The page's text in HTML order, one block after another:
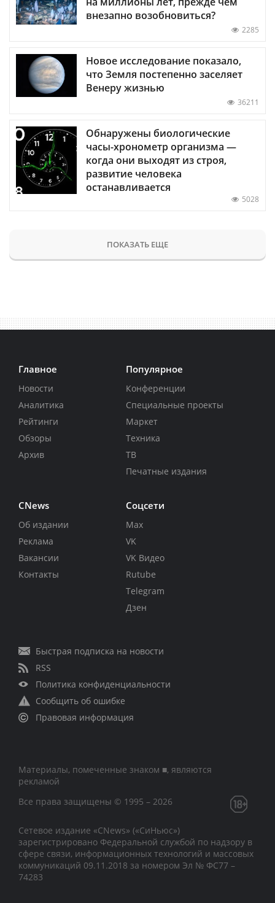
внезапно возобновиться?
2285
Новое исследование показало,
что Земля постепенно заселяет
Венеру жизнью
36211
Обнаружены биологические
часы-хронометр организма —
когда они выходят из строя,
развитие человека
останавливается
5028
ПОКАЗАТЬ ЕЩЕ
Главное
Новости
Аналитика
Рейтинги
Обзоры
Архив
Популярное
Конференции
Специальные проекты
Маркет
Техника
ТВ
Печатные издания
CNews
Об издании
Реклама
Вакансии
Контакты
Соцсети
Max
VK
VK Видео
Rutube
Telegram
Дзен
Быстрая подписка на новости
RSS
Политика конфиденциальности
Сообщить об ошибке
Правовая информация
Материалы, помеченные знаком ■, являются
рекламой
Все права защищены © 1995 – 2026
Сетевое издание «CNews» («СиНьюс»)
зарегистрировано Федеральной службой по надзору в
сфере связи, информационных технологий и массовых
коммуникаций 09.11.2018 за номером Эл № ФС77 –
74283